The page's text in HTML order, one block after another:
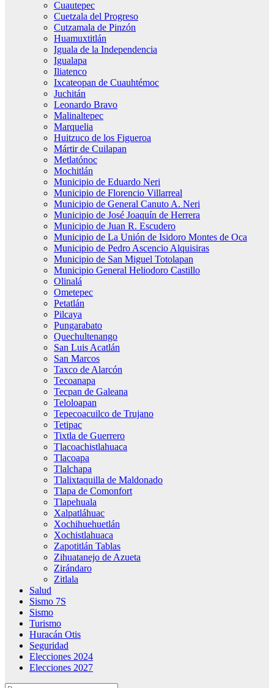
Cuautepec
Cuetzala del Progreso
Cutzamala de Pinzón
Huamuxtitlán
Iguala de la Independencia
Igualapa
Iliatenco
Ixcateopan de Cuauhtémoc
Juchitán
Leonardo Bravo
Malinaltepec
Marquelia
Huitzuco de los Figueroa
Mártir de Cuilapan
Metlatónoc
Mochitlán
Municipio de Eduardo Neri
Municipio de Florencio Villarreal
Municipio de General Canuto A. Neri
Municipio de José Joaquín de Herrera
Municipio de Juan R. Escudero
Municipio de La Unión de Isidoro Montes de Oca
Municipio de Pedro Ascencio Alquisiras
Municipio de San Miguel Totolapan
Municipio General Heliodoro Castillo
Olinalá
Ometepec
Petatlán
Pilcaya
Pungarabato
Quechultenango
San Luis Acatlán
San Marcos
Taxco de Alarcón
Tecoanapa
Tecpan de Galeana
Teloloapan
Tepecoacuilco de Trujano
Tetipac
Tixtla de Guerrero
Tlacoachistlahuaca
Tlacoapa
Tlalchapa
Tlalixtaquilla de Maldonado
Tlapa de Comonfort
Tlapehuala
Xalpatláhuac
Xochihuehuetlán
Xochistlahuaca
Zapotitlán Tablas
Zihuatanejo de Azueta
Zirándaro
Zitlala
Salud
Sismo 7S
Sismo
Turismo
Huracán Otis
Seguridad
Elecciones 2024
Elecciones 2027